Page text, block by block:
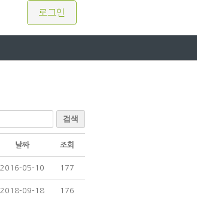
로그인
검색
날짜 조회
2016-05-10 177
2018-09-18 176